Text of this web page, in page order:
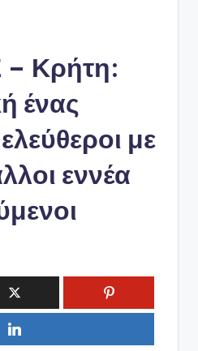
Κρήτη:
ένας
με
εννέα